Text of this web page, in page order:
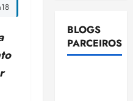
BLOGS
PARCEIROS